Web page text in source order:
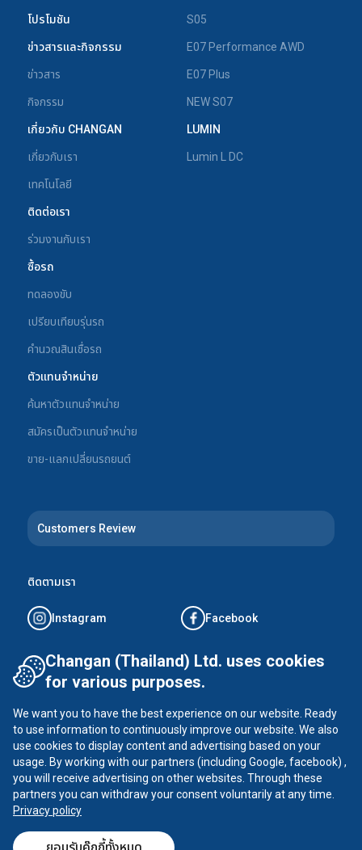
โปรโมชัน
ข่าวสารและกิจกรรม
ข่าวสาร
กิจกรรม
เกี่ยวกับ CHANGAN
เกี่ยวกับเรา
เทคโนโลยี
ติดต่อเรา
ร่วมงานกับเรา
ซื้อรถ
ทดลองขับ
เปรียบเทียบรุ่นรถ
คำนวณสินเชื่อรถ
ตัวแทนจำหน่าย
ค้นหาตัวแทนจำหน่าย
สมัครเป็นตัวแทนจำหน่าย
ขาย-แลกเปลี่ยนรถยนต์
S05
E07 Performance AWD
E07 Plus
NEW S07
LUMIN
Lumin L DC
Customers Review
ติดตามเรา
Instagram Facebook
Tiktok YouTube
CHANGAN ©2026all rights reserved
นโยบายความเป็นส่วนตัว
Changan (Thailand) Ltd. uses cookies
for various purposes.
We want you to have the best experience on our website. Ready
to use information to continuously improve our website. We also
use cookies to display content and advertising based on your
usage. By working with our partners (including Google, facebook) ,
you will receive advertising on other websites. Through these
partners you can withdraw your consent voluntarily at any time.
Privacy policy